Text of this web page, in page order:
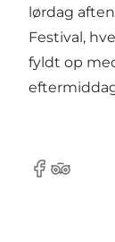
lørdag
Festival,
fyldt op
Facebook